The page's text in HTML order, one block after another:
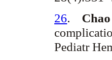
26.
Pediatr